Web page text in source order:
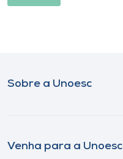
Sobre a Unoesc
Venha para a Unoesc